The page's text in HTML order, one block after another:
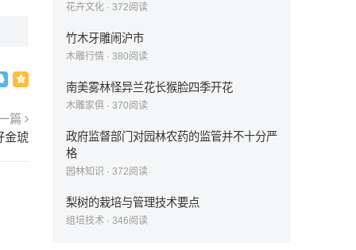
篇
金琥
花卉文化 · 372阅读
竹木牙雕闹沪市
木雕行情 · 380阅读
南美雾林怪异兰花长猴脸四季开花
木雕家俱 · 370阅读
政府监督部门对园林农药的监管并不十分严
格
园林知识 · 372阅读
梨树的栽培与管理技术要点
组培技术 · 346阅读